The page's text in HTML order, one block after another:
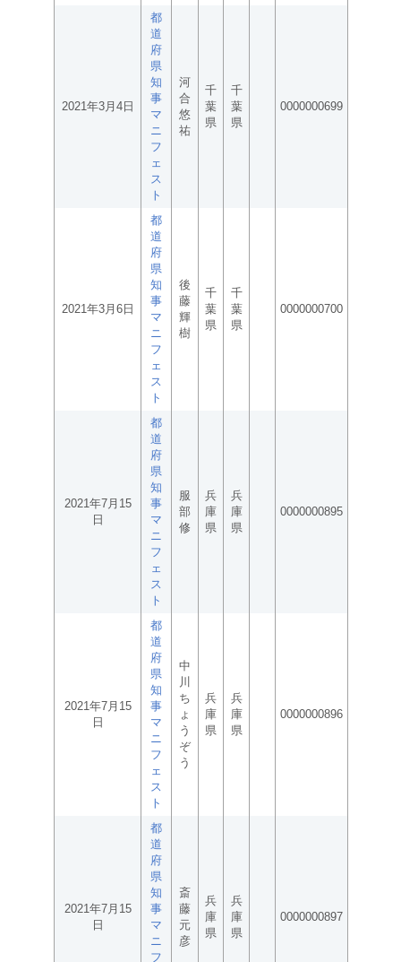
2021年3月4日
都
道
府
県
知
事
マ
ニ
フ
ェ
ス
ト
河
合
悠
祐
千
葉
県
千
葉
県
0000000699
2021年3月6日
都
道
府
県
知
事
マ
ニ
フ
ェ
ス
ト
後
藤
輝
樹
千
葉
県
千
葉
県
0000000700
2021年7月15
日
都
道
府
県
知
事
マ
ニ
フ
ェ
ス
ト
服
部
修
兵
庫
県
兵
庫
県
0000000895
2021年7月15
日
都
道
府
県
知
事
マ
ニ
フ
ェ
ス
ト
中
川
ち
ょ
う
ぞ
う
兵
庫
県
兵
庫
県
0000000896
2021年7月15
日
都
道
府
県
知
事
マ
ニ
フ
斎
藤
元
彦
兵
庫
県
兵
庫
県
0000000897